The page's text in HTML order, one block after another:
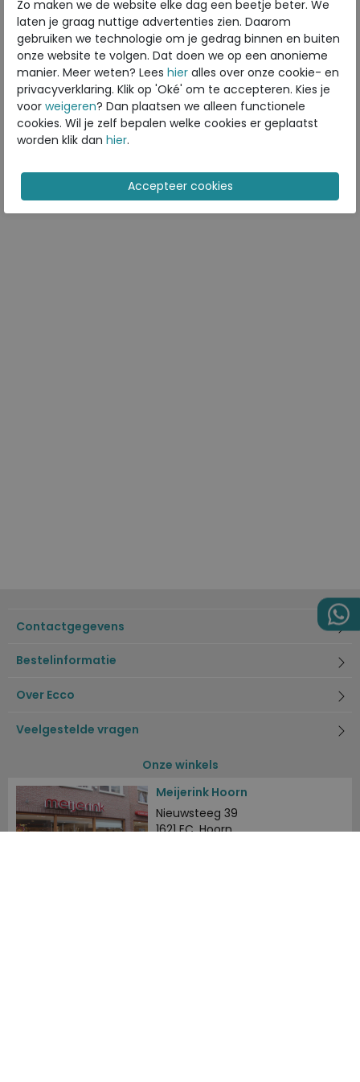
Laatste aanpassing: 26 mei 2019
Contactgegevens
Bestelinformatie
Over Ecco
Veelgestelde vragen
Onze winkels
Meijerink Hoorn
Nieuwsteeg 39
1621 EC, Hoorn
Zo maken we de website elke dag een beetje beter. We
laten je graag nuttige advertenties zien. Daarom
gebruiken we technologie om je gedrag binnen en buiten
onze website te volgen. Dat doen we op een anonieme
manier. Meer weten? Lees hier alles over onze cookie- en
privacyverklaring. Klik op 'Oké' om te accepteren. Kies je
voor weigeren? Dan plaatsen we alleen functionele
cookies. Wil je zelf bepalen welke cookies er geplaatst
worden klik dan hier.